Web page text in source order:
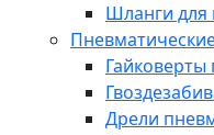
Шланги для
Гайковерты
Дрели